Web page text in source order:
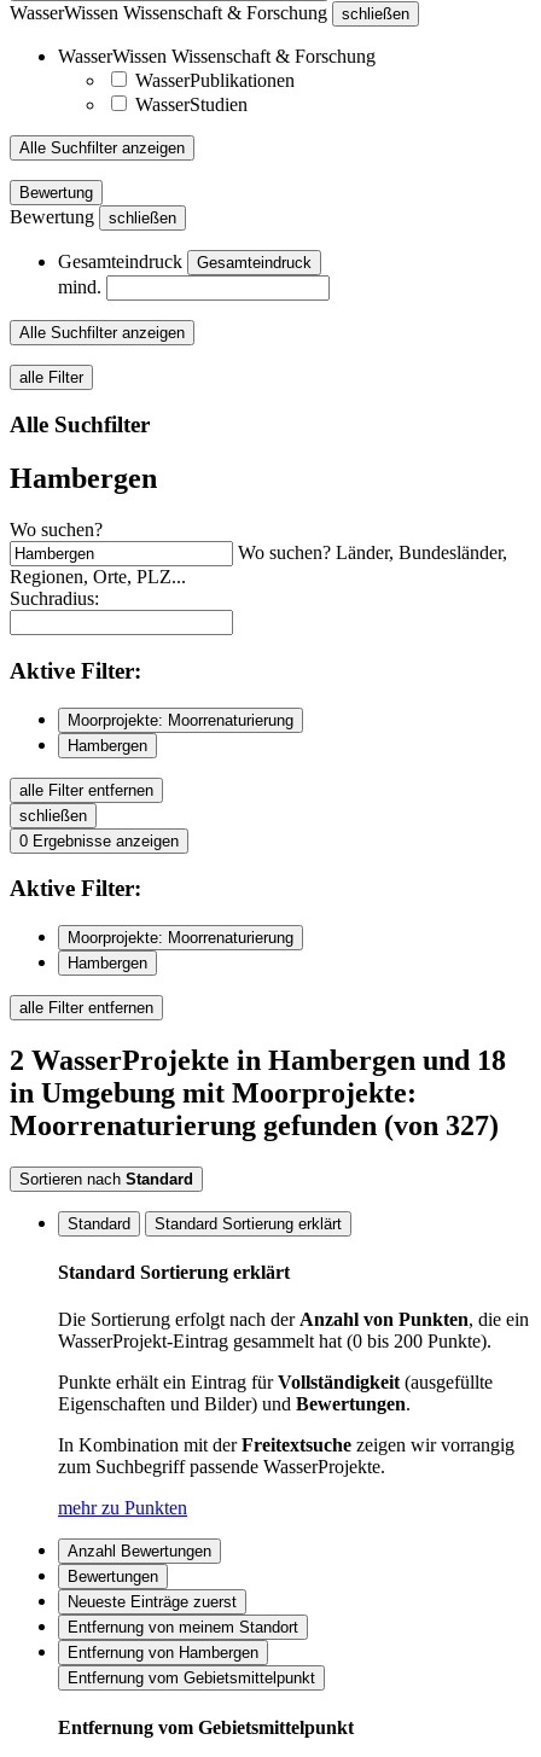
WasserWissen Wissenschaft & Forschung schließen
WasserWissen Wissenschaft & Forschung
WasserPublikationen
WasserStudien
Alle Suchfilter anzeigen
Bewertung
Bewertung schließen
Gesamteindruck Gesamteindruck
mind.
Alle Suchfilter anzeigen
alle Filter
Alle Suchfilter
Hambergen
Wo suchen?
Wo suchen? Länder, Bundesländer,
Regionen, Orte, PLZ...
Suchradius:
Aktive Filter:
Moorprojekte: Moorrenaturierung
Hambergen
alle Filter entfernen
schließen
0 Ergebnisse anzeigen
Aktive Filter:
Moorprojekte: Moorrenaturierung
Hambergen
alle Filter entfernen
2 WasserProjekte in Hambergen und 18
in Umgebung mit Moorprojekte:
Moorrenaturierung gefunden (von 327)
Sortieren nach Standard
Standard Standard Sortierung erklärt
Standard Sortierung erklärt
Die Sortierung erfolgt nach derAnzahl von Punkten, die ein
WasserProjekt-Eintrag gesammelt hat (0 bis 200 Punkte).
Punkte erhält ein Eintrag fürVollständigkeit(ausgefüllte
Eigenschaften und Bilder) und Bewertungen.
In Kombination mit derFreitextsuche zeigen wir vorrangig
zum Suchbegriff passende WasserProjekte.
mehr zu Punkten
Anzahl Bewertungen
Bewertungen
Neueste Einträge zuerst
Entfernung von meinem Standort
Entfernung von Hambergen
Entfernung vom Gebietsmittelpunkt
Entfernung vom Gebietsmittelpunkt